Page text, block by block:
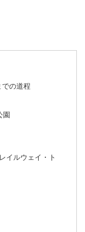
の道程
園
イルウェイ・ト